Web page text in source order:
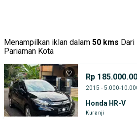
Menampilkan iklan dalam 50 kms Dari
Pariaman Kota
Rp
2015 - 5.000-
Honda HR-V
Kuranji